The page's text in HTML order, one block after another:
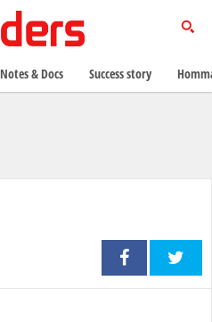
Notes & Docs Success story